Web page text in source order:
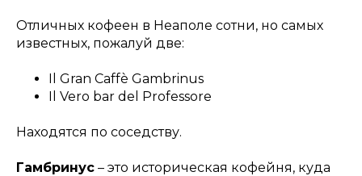
Отличных кофеен в Неаполе сотни, но самых
известных, пожалуй две:
Il Gran Caffè Gambrinus
Il Vero bar del Professore
Находятся по соседству.
Гамбринус – это историческая кофейня, куда